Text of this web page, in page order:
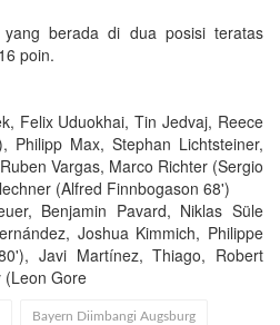
yang berada di dua posisi teratas
poin.
Felix Uduokhai, Tin Jedvaj, Reece
Philipp Max, Stephan Lichtsteiner,
Vargas, Marco Richter (Sergio
(Alfred Finnbogason 68')
Benjamin Pavard, Niklas Süle
Joshua Kimmich, Philippe
Javi Martínez, Thiago, Robert
(Leon Gore
Bayern Diimbangi Augsburg